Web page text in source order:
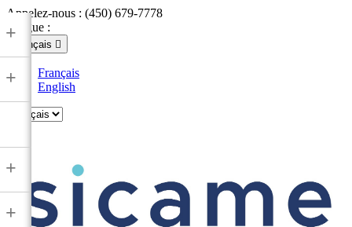
Appelez-nous : (450) 679-7778
Langue :
Français 
Français
English
+
+
+
+